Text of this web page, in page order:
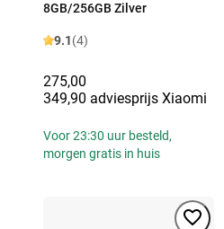
8GB/256GB Zilver
9.1(4)
275,00
349,90 adviesprijs Xiaomi
Voor 23:30 uur besteld,
morgen gratis in huis